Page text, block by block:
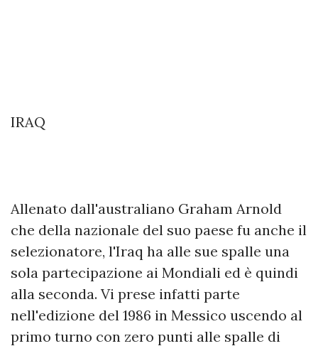
IRAQ
Allenato dall'australiano Graham Arnold
che della nazionale del suo paese fu anche il
selezionatore, l'Iraq ha alle sue spalle una
sola partecipazione ai Mondiali ed è quindi
alla seconda. Vi prese infatti parte
nell'edizione del 1986 in Messico uscendo al
primo turno con zero punti alle spalle di